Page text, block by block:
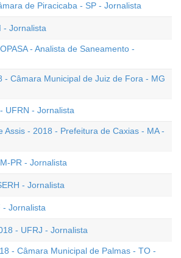
de Piracicaba - SP - Jornalista
- Jornalista
- Analista de Saneamento -
- Câmara Municipal de Juiz de Fora - MG
UFRN - Jornalista
Assis - 2018 - Prefeitura de Caxias - MA -
PR - Jornalista
- Jornalista
- Jornalista
- UFRJ - Jornalista
- Câmara Municipal de Palmas - TO -